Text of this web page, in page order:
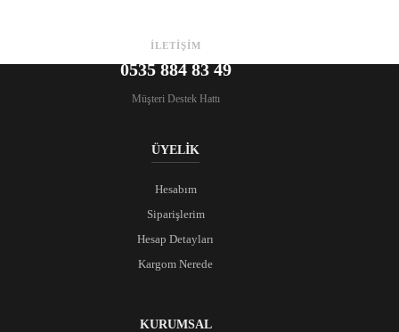
İLETİŞİM
0535 884 83 49
Müşteri Destek Hattı
ÜYELİK
Hesabım
Siparişlerim
Hesap Detayları
Kargom Nerede
KURUMSAL